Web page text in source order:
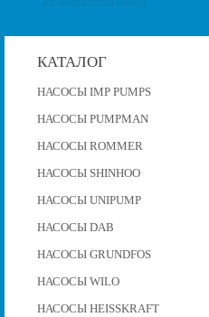
КАТАЛОГ
НАСОСЫ IMP PUMPS
НАСОСЫ PUMPMAN
НАСОСЫ ROMMER
НАСОСЫ SHINHOO
НАСОСЫ UNIPUMP
НАСОСЫ DAB
НАСОСЫ GRUNDFOS
НАСОСЫ WILO
НАСОСЫ HEISSKRAFT